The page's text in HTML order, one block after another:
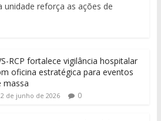
unidade reforça as ações de
RCP fortalece vigilância hospitalar
oficina estratégica para eventos
massa
2 de junho de 2026 0